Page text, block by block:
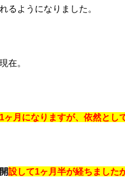
るようになりました。
在。
ヶ月になりますが、依然とし
設して1ヶ月半が経ちました